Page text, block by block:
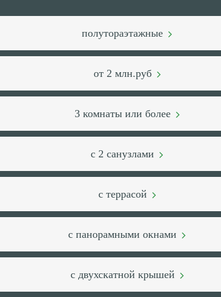
полутораэтажные
от 2 млн.руб
3 комнаты или более
с 2 санузлами
с террасой
с панорамными окнами
с двухскатной крышей